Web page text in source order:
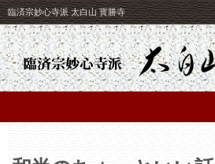
臨済宗妙心寺派 太白山 寳勝寺